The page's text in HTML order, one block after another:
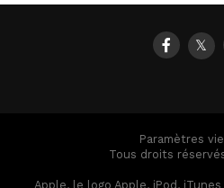
𝕏
Paramètres
Tous droits
Apple, le logo Apple, iPod,